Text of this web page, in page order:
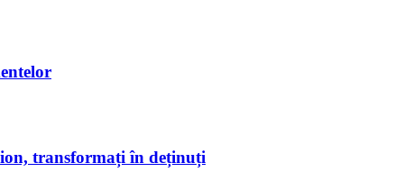
transformați în deținuți